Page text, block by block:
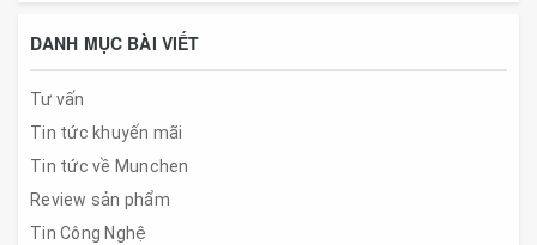
DANH MỤC BÀI VIẾT
Tư vấn
Tin tức khuyến mãi
Tin tức về Munchen
Review sản phẩm
Tin Công Nghệ